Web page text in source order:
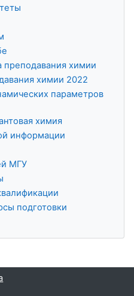
преподавания химии
химии 2022
параметров
химия
информации
МГУ
подготовки